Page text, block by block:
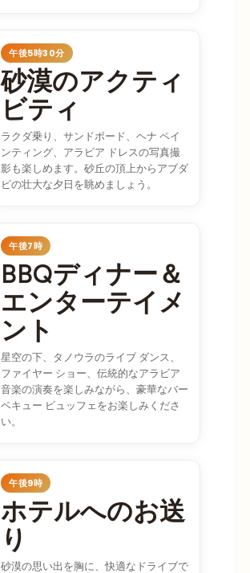
午後5時30分
砂漠のアクティ
ビティ
ラクダ乗り、サンドボード、ヘナ ペイ
ンティング、アラビア ドレスの写真撮
影も楽しめます。砂丘の頂上からアブダ
ビの壮大な夕日を眺めましょう。
午後7時
BBQディナー＆
エンターテイメ
ント
星空の下、タノウラのライブ ダンス、
ファイヤー ショー、伝統的なアラビア
音楽の演奏を楽しみながら、豪華なバー
ベキュー ビュッフェをお楽しみくださ
い。
午後9時
ホテルへのお送
り
砂漠の思い出を胸に、快適なドライブで